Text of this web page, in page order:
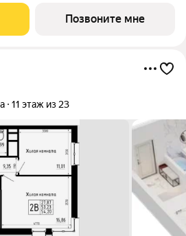
и эстетика в
Позвоните мне
11 этаж из 23